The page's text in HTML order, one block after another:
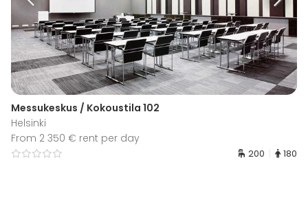
Messukeskus / Kokoustila 102
Helsinki
From 2 350 € rent per day
200 180